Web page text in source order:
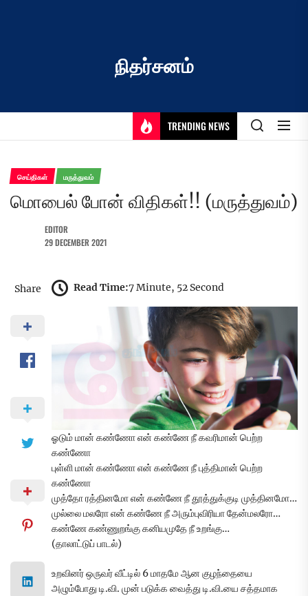
நிதர்சனம்
TRENDING NEWS
செய்திகள் மருத்துவம்
மொபைல் போன் விதிகள்!! (மருத்துவம்)
EDITOR
29 DECEMBER 2021
Share Read Time:7 Minute, 52 Second
ஓடும் மான் கண்ணோ என் கண்ணே நீ கவரிமான் பெற்ற
கண்ணோ
புள்ளி மான் கண்ணோ என் கண்ணே நீ புத்திமான் பெற்ற
கண்ணோ
முத்தோ ரத்தினமோ என் கண்ணே நீ தூத்துக்குடி முத்தினமோ…
முல்லை மலரோ என் கண்ணே நீ அரும்புவிரியா தேன்மலரோ…
கண்ணே கண்ணுறங்கு கனியமுதே நீ உறங்கு…
(தாலாட்டுப் பாடல்)
உறவினர் ஒருவர் வீட்டில் 6 மாதமே ஆன குழந்தையை
அழும்போது டி.வி. முன் படுக்க வைத்து டி.வி.யை சத்தமாக